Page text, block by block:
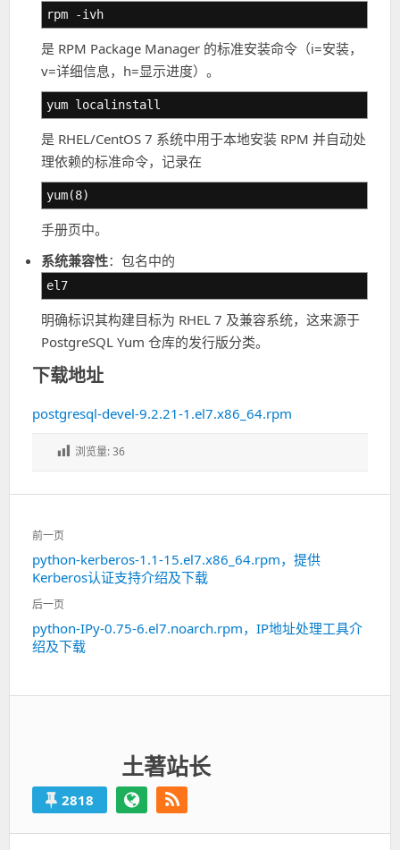
rpm -ivh
是 RPM Package Manager 的标准安装命令（i=安装，
v=详细信息，h=显示进度）。
yum localinstall
是 RHEL/CentOS 7 系统中用于本地安装 RPM 并自动处
理依赖的标准命令，记录在
yum(8)
手册页中。
系统兼容性：包名中的
el7
明确标识其构建目标为 RHEL 7 及兼容系统，这来源于
PostgreSQL Yum 仓库的发行版分类。
下载地址
postgresql-devel-9.2.21-1.el7.x86_64.rpm
浏览量:36
文
章
导
航
前一页
上
一
篇：
python-kerberos-1.1-15.el7.x86_64.rpm，提供
Kerberos认证支持介绍及下载
后一页
下
一
python-IPy-0.75-6.el7.noarch.rpm，IP地址处理工具介
绍及下载
土著站长
2818